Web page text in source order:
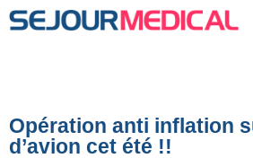
Opération anti inflation
d’avion cet été !!